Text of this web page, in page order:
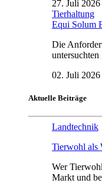
27. Juli 2026
Tierhaltung
Equi Solum
Die
02. Juli 2026
Aktuelle Beiträge
Landtechnik
Tierwohl als
Wer
Markt und